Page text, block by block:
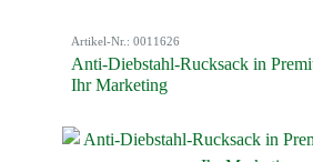
Artikel-Nr.: 0011626
Anti-Diebstahl-Rucksack in
Ihr Marketing